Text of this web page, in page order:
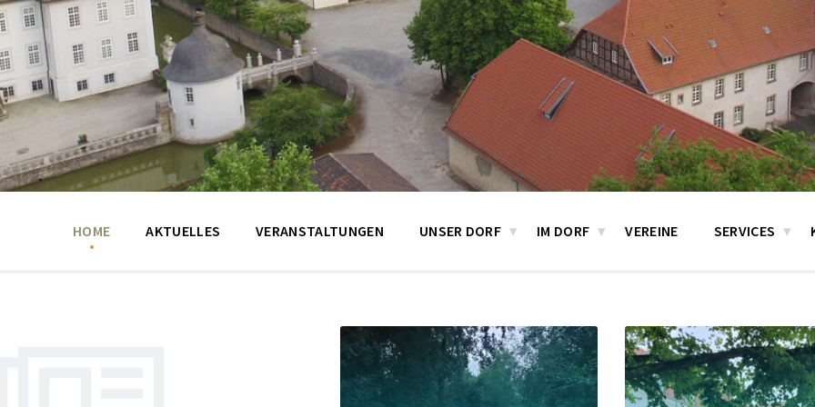
HOME AKTUELLES VERANSTALTUNGEN UNSER DORF IM DORF VEREINE SERVICES
Weiter Weiter